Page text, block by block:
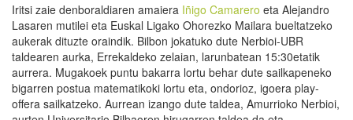
Iritsi zaie denboraldiaren amaiera Iñigo Camarero eta Alejandro
Lasaren mutilei eta Euskal Ligako Ohorezko Mailara bueltatzeko
aukerak dituzte oraindik. Bilbon jokatuko dute Nerbioi-UBR
taldearen aurka, Errekaldeko zelaian, larunbatean 15:30etatik
aurrera. Mugakoek puntu bakarra lortu behar dute sailkapeneko
bigarren postua matematikoki lortu eta, ondorioz, igoera play-
offera sailkatzeko. Aurrean izango dute taldea, Amurrioko Nerbioi,